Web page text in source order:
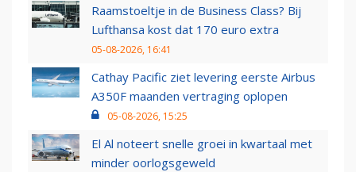
Raamstoeltje in de Business Class? Bij
Lufthansa kost dat 170 euro extra
05-08-2026, 16:41
Cathay Pacific ziet levering eerste Airbus
A350F maanden vertraging oplopen
05-08-2026, 15:25
El Al noteert snelle groei in kwartaal met
minder oorlogsgeweld